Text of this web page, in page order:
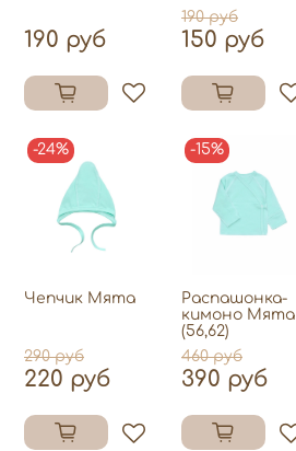
190 руб
190 руб
150 руб
-24%
Чепчик Мята
290 руб
220 руб
-15%
Распашонка-
кимоно Мята
(56,62)
460 руб
390 руб